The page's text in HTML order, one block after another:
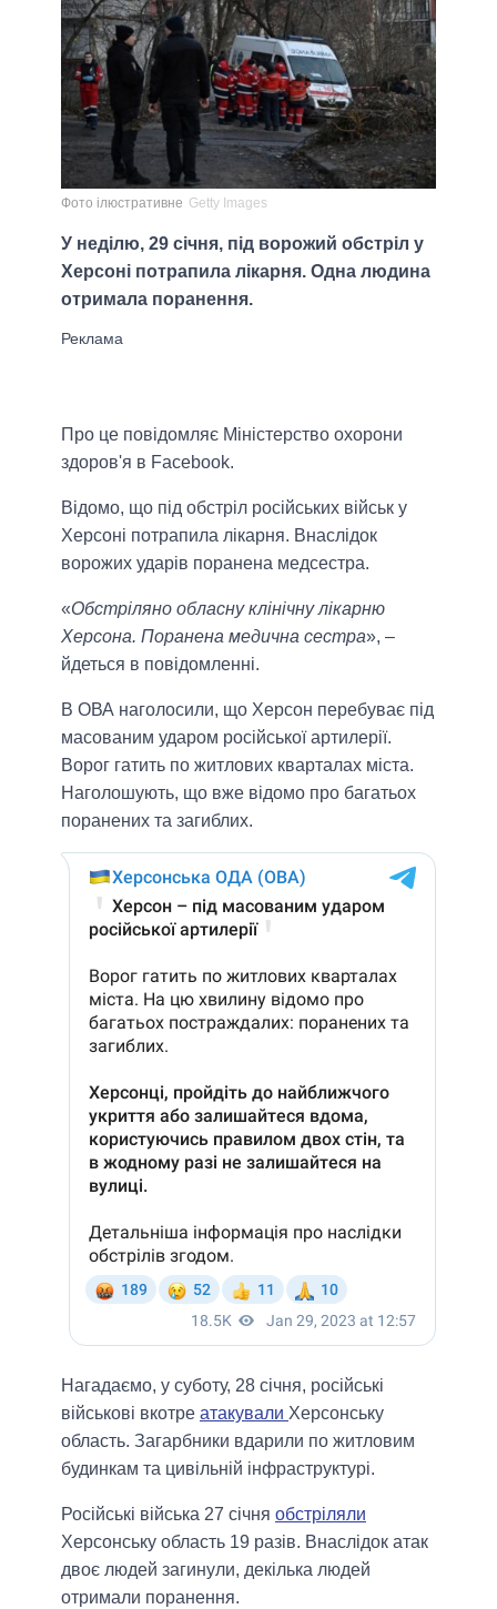
Фото ілюстративне Getty Images
У неділю, 29 січня, під ворожий обстріл у
Херсоні потрапила лікарня. Одна людина
отримала поранення.
Про це повідомляє Міністерство охорони
здоров'я в Facebook.
Відомо, що під обстріл російських військ у
Херсоні потрапила лікарня. Внаслідок
ворожих ударів поранена медсестра.
«Обстріляно обласну клінічну лікарню
Херсона. Поранена медична сестра», –
йдеться в повідомленні.
В ОВА наголосили, що Херсон перебуває під
масованим ударом російської артилерії.
Ворог гатить по житлових кварталах міста.
Наголошують, що вже відомо про багатьох
поранених та загиблих.
Нагадаємо, у суботу, 28 січня, російські
військові вкотре атакували Херсонську
область. Загарбники вдарили по житловим
будинкам та цивільній інфраструктурі.
Російські війська 27 січня обстріляли
Херсонську область 19 разів. Внаслідок атак
двоє людей загинули, декілька людей
отримали поранення.